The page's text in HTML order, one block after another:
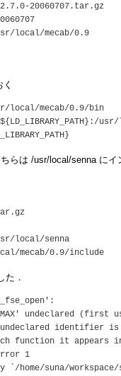
20060707.tar.gz
local/mecab/0.9
local/mecab/0.9/bin
らは /usr/local/senna にイ
local/senna
mecab/0.9/include
た．
undeclared (first
identifier is
function it appears
1
`/home/suna/